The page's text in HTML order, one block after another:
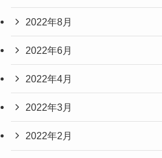
2022年8月
2022年6月
2022年4月
2022年3月
2022年2月